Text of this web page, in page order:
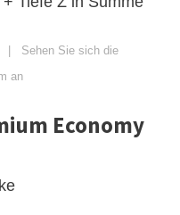
| Sehen Sie sich die
an
Economy